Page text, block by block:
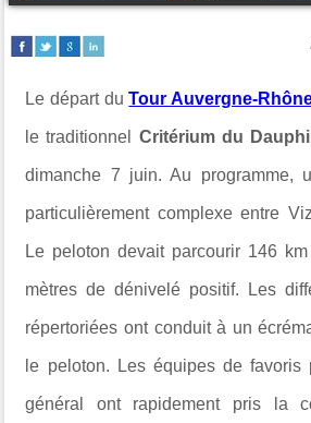
Le départ duTour Auvergne-
le traditionnel Critérium du
dimanche 7 juin. Au programme,
particulièrement complexe entre
Le peloton devait parcourir 146
mètres de dénivelé positif. Les
répertoriées ont conduit à un
le peloton. Les équipes de favoris
général ont rapidement pris la